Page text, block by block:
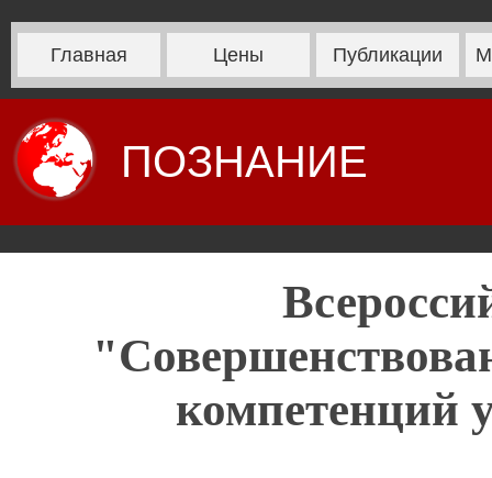
Главная Цены Публикации
ПОЗНАНИЕ
компетенций